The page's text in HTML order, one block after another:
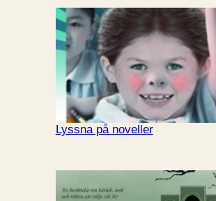
Lyssna på noveller